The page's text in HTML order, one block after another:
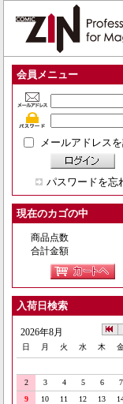
会員メニュー
メールアドレス
パスワードを忘
現在のカゴの中
商品点数
合計金額
入荷日検索
2026年8月
日 月 火 水 木
2
3 4 5 6 7
9
10 11 12 13